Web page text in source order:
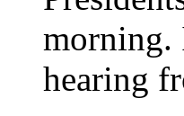
morning.
hearing